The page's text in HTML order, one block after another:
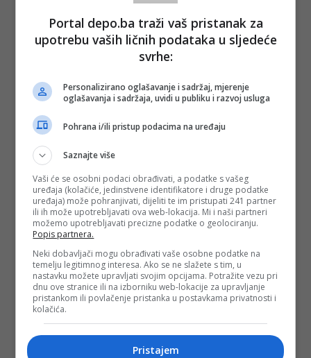
Portal depo.ba traži vaš pristanak za
upotrebu vaših ličnih podataka u sljedeće
svrhe:
Personalizirano oglašavanje i sadržaj, mjerenje
oglašavanja i sadržaja, uvidi u publiku i razvoj usluga
Pohrana i/ili pristup podacima na uređaju
Saznajte više
Vaši će se osobni podaci obrađivati, a podatke s vašeg
uređaja (kolačiće, jedinstvene identifikatore i druge podatke
uređaja) može pohranjivati, dijeliti te im pristupati 241 partner
ili ih može upotrebljavati ova web-lokacija. Mi i naši partneri
možemo upotrebljavati precizne podatke o geolociranju.
Popis partnera.
Neki dobavljači mogu obrađivati vaše osobne podatke na
temelju legitimnog interesa. Ako se ne slažete s tim, u
nastavku možete upravljati svojim opcijama. Potražite vezu pri
dnu ove stranice ili na izborniku web-lokacije za upravljanje
pristankom ili povlačenje pristanka u postavkama privatnosti i
kolačića.
Pristajem